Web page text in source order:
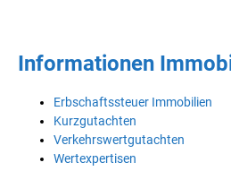
Informationen
Erbschaftssteuer Immobilien
Kurzgutachten
Verkehrswertgutachten
Wertexpertisen